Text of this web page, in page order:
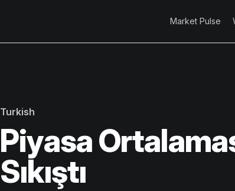
Market Pulse
Turkish
Piyasa
Sıkıştı